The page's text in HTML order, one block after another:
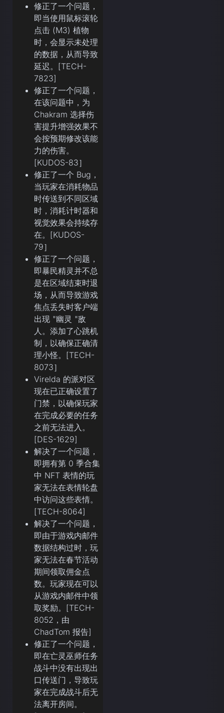
修正了一个问题，
即当使用鼠标滚轮
点击 (M3) 植物
时，会显示未处理
的数据，从而导致
延迟。[TECH-
7823]
修正了一个问题，
在该问题中，为
Chakram 选择伤
害提升增强效果不
会按预期修改该能
力的伤害。
[KUDOS-83］
修正了一个 Bug，
当玩家在消耗物品
时传送到不同区域
时，消耗计时器和
视觉效果会持续存
在。[KUDOS-
79］
修正了一个问题，
即暴民精灵并不总
是在区域结束时退
场，从而导致游戏
焦点丢失时客户端
出现 "幽灵 "敌
人。添加了心跳机
制，以确保正确清
理小怪。[TECH-
8073］
Virelda 的派对区
现在已正确设置了
门禁，以确保玩家
在完成必要的任务
之前无法进入。
[DES-1629]
解决了一个问题，
即拥有第 0 季合集
中 NFT 表情的玩
家无法在表情轮盘
中访问这些表情。
[TECH-8064]
解决了一个问题，
即由于游戏内邮件
数据结构过时，玩
家无法在春节活动
期间领取佣金点
数。玩家现在可以
从游戏内邮件中领
取奖励。[TECH-
8052，由
ChadTom 报告]
修正了一个问题，
即在亡灵巫师任务
战斗中没有出现出
口传送门，导致玩
家在完成战斗后无
法离开房间。